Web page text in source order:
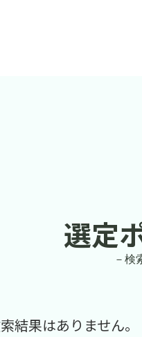
選定
－検
結果はありません。